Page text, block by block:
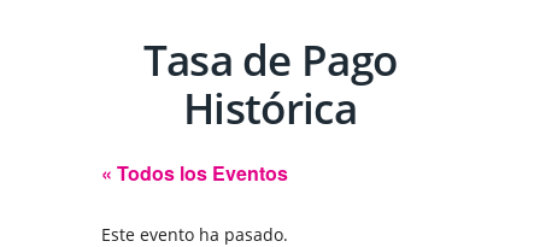
Tasa de Pago
Histórica
« Todos los Eventos
Este evento ha pasado.